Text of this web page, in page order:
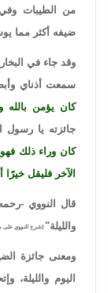
من الطيبات
ضيفه أكثر مما
وقد جاء في
سمعت أذناي
كان يؤمن بالله
جائزته يا رسول
كان وراء ذلك
الآخر فليقل
قال النووي -
والليلة" [شرح النووي على
ومعنى جائزة
اليوم والليلة،